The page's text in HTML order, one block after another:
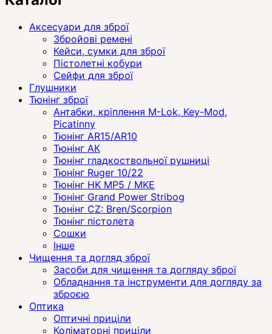
Аксесуари для зброї
Збройові ремені
Кейси, сумки для зброї
Пістолетні кобури
Сейфи для зброї
Глушники
Тюнінг зброї
Антабки, кріплення M-Lok, Key-Mod,
Picatinny
Тюнінг AR15/AR10
Тюнінг АК
Тюнінг гладкоствольної рушниці
Тюнінг Ruger 10/22
Тюнінг HK MP5 / MKE
Тюнінг Grand Power Stribog
Тюнінг CZ: Bren/Scorpion
Тюнінг пістолета
Сошки
Інше
Чищення та догляд зброї
Засоби для чищення та догляду зброї
Обладнання та інструменти для догляду за
зброєю
Оптика
Оптичні приціли
Коліматорні приціли